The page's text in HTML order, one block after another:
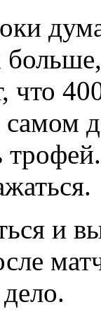
и